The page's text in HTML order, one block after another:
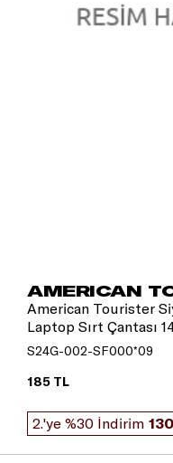
AMERICAN
American Tourister
Laptop Sırt Çantası
S24G-002-SF000*09
185 TL
2.'ye %30 İndirim